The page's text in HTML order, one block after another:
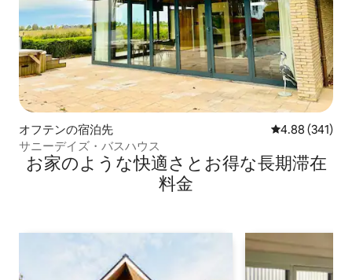
オフテンの宿泊先 レビュー341
4.88 (341)
サニーデイズ・バスハウス
お家のような快⁠適⁠さ⁠とお⁠得⁠な長⁠期⁠滞⁠在
料⁠金